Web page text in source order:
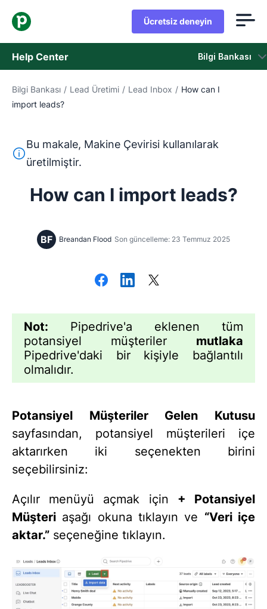
Ücretsiz deneyin
Help Center Bilgi Bankası
Bilgi Bankası
Destek Birimiyle İletişime Geçin
Bilgi Bankası / Lead Üretimi / Lead Inbox / How can I
import leads?
Bu metin, İngilizceden Makine Çevirisi aracı
Bu makale, Makine Çevirisi kullanılarak
üretilmiştir.
How can I import leads?
BF Breandan Flood Son güncelleme: 23 Temmuz 2025
Not: Pipedrive'a eklenen tüm
potansiyel müşteriler mutlaka
Pipedrive'daki bir kişiyle bağlantılı
olmalıdır.
Potansiyel Müşteriler Gelen Kutusu
sayfasından, potansiyel müşterileri içe
aktarırken iki seçenekten birini
seçebilirsiniz:
Açılır menüyü açmak için + Potansiyel
Müşteri aşağı okuna tıklayın ve “Veri içe
aktar.” seçeneğine tıklayın.